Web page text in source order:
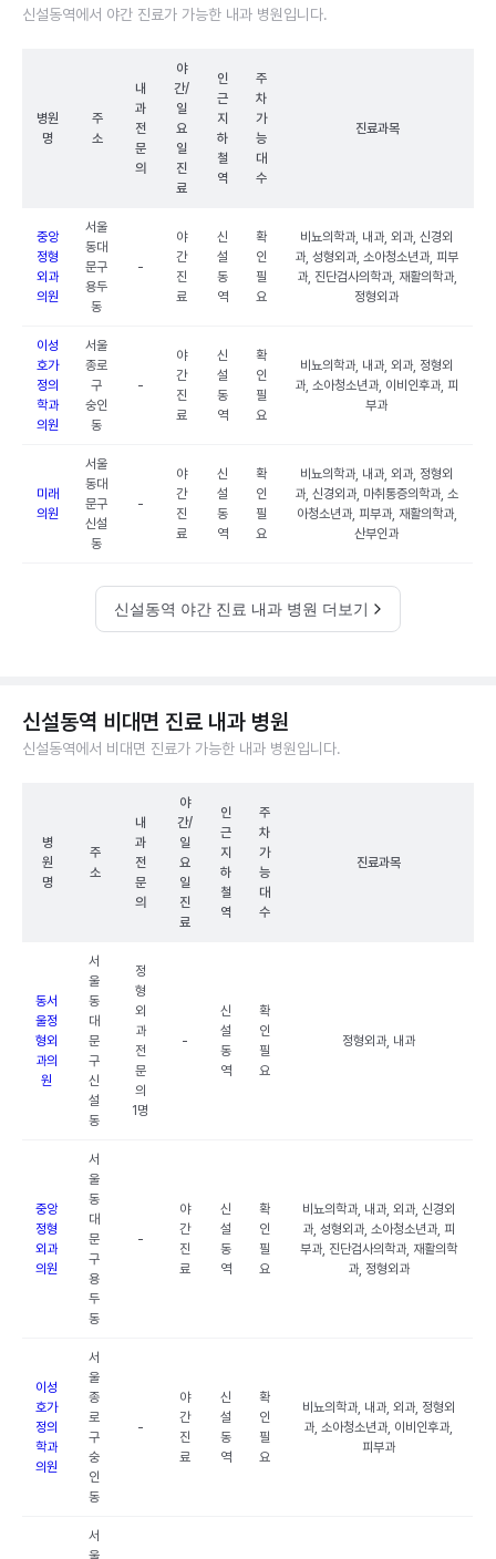
신설동역에서 야간 진료가 가능한 내과 병원입니다.
병원
명
주
소
내
과
전
문
의
야
간/
일
요
일
진
료
인
근
지
하
철
역
주
차
가
능
대
수
진료과목
중앙
정형
외과
의원
서울
동대
문구
용두
동
-
야
간
진
료
신
설
동
역
확
인
필
요
비뇨의학과, 내과, 외과, 신경외
과, 성형외과, 소아청소년과, 피부
과, 진단검사의학과, 재활의학과,
정형외과
이성
호가
정의
학과
의원
서울
종로
구
숭인
동
-
야
간
진
료
신
설
동
역
확
인
필
요
비뇨의학과, 내과, 외과, 정형외
과, 소아청소년과, 이비인후과, 피
부과
미래
의원
서울
동대
문구
신설
동
-
야
간
진
료
신
설
동
역
확
인
필
요
비뇨의학과, 내과, 외과, 정형외
과, 신경외과, 마취통증의학과, 소
아청소년과, 피부과, 재활의학과,
산부인과
신설동역 야간 진료 내과 병원 더보기
신설동역 비대면 진료 내과 병원
신설동역에서 비대면 진료가 가능한 내과 병원입니다.
병
원
명
주
소
내
과
전
문
의
야
간/
일
요
일
진
료
인
근
지
하
철
역
주
차
가
능
대
수
진료과목
동서
울정
형외
과의
원
서
울
동
대
문
구
신
설
동
정
형
외
과
전
문
의
1명
-
신
설
동
역
확
인
필
요
정형외과, 내과
중앙
정형
외과
의원
서
울
동
대
문
구
용
두
동
-
야
간
진
료
신
설
동
역
확
인
필
요
비뇨의학과, 내과, 외과, 신경외
과, 성형외과, 소아청소년과, 피
부과, 진단검사의학과, 재활의학
과, 정형외과
이성
호가
정의
학과
의원
서
울
종
로
구
숭
인
동
-
야
간
진
료
신
설
동
역
확
인
필
요
비뇨의학과, 내과, 외과, 정형외
과, 소아청소년과, 이비인후과,
피부과
서
울